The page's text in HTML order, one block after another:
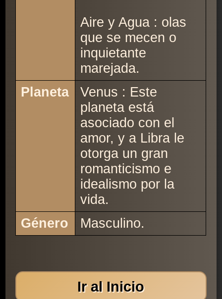
Aire y Agua : olas
que se mecen o
inquietante
marejada.
Planeta
Venus : Este
planeta está
asociado con el
amor, y a Libra le
otorga un gran
romanticismo e
idealismo por la
vida.
Género
Masculino.
Ir al Inicio